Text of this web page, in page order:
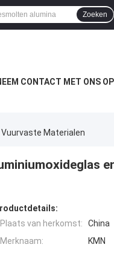
Zoeken
CONTACT MET ONS OP
Vuurvaste Materialen
Plaats van herkomst:
China
Merknaam:
KMN